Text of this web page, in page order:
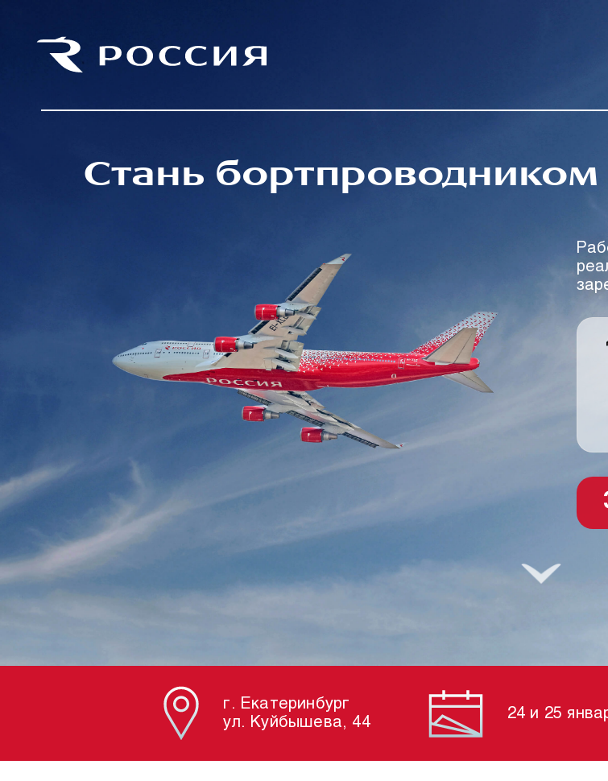
Стань бортпроводником
г. Екатеринбург
ул. Куйбышева, 44
24 и 25